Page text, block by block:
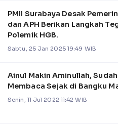
PMII Surabaya Desak
dan APH Berikan Langkah
Polemik HGB.
Sabtu, 25 Jan 2025 19:49 WIB
Ainul Makin Aminullah,
Membaca Sejak di Bangku
Senin, 11 Jul 2022 11:42 WIB